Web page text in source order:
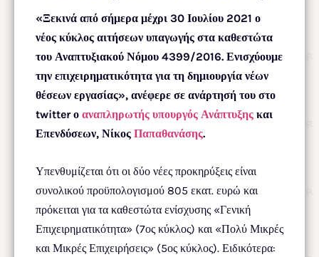
«Ξεκινά από σήμερα μέχρι 30 Ιουλίου 2021 ο
νέος κύκλος αιτήσεων υπαγωγής στα καθεστώτα
του Αναπτυξιακού Νόμου 4399/2016. Ενισχύουμε
την επιχειρηματικότητα για τη δημιουργία νέων
θέσεων εργασίας», ανέφερε σε ανάρτησή του στο
twitter ο αναπληρωτής υπουργός Ανάπτυξης και
Επενδύσεων, Νίκος Παπαθανάσης.
Υπενθυμίζεται ότι οι δύο νέες προκηρύξεις είναι
συνολικού προϋπολογισμού 805 εκατ. ευρώ και
πρόκειται για τα καθεστώτα ενίσχυσης «Γενική
Επιχειρηματικότητα» (7ος κύκλος) και «Πολύ Μικρές
και Μικρές Επιχειρήσεις» (5ος κύκλος). Ειδικότερα: